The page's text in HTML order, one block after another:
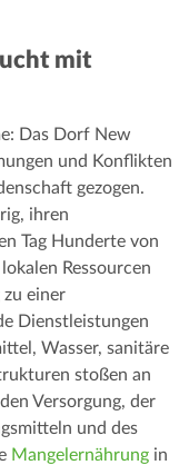
mit
Das Dorf New
und Konflikten
gezogen.
ihren
Tag Hunderte von
Ressourcen
einer
Dienstleistungen
Wasser, sanitäre
stoßen an
Versorgung, der
und des
Mangelernährung in